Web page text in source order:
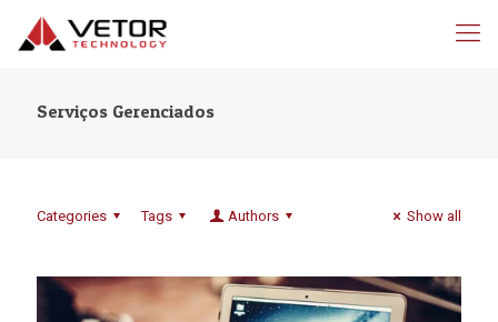
Serviços Gerenciados
Categories Tags Authors Show all